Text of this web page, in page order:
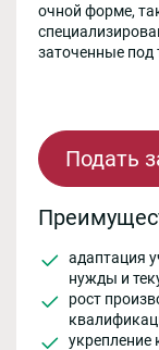
очной форме,
заточенные под
Подать
адаптация
нужды и
рост
укрепление